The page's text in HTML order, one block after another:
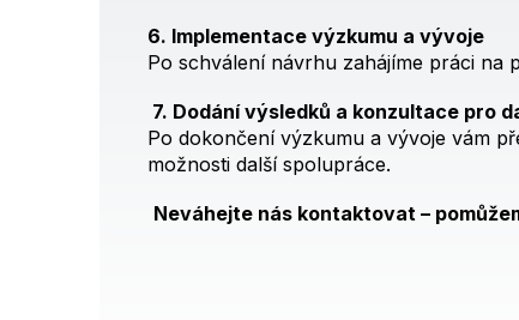
6. Implementace výzkumu a vývoje
Po schválení návrhu zahájíme práci na
7. Dodání výsledků a konzultace pro
Po dokončení výzkumu a vývoje vám
možnosti další spolupráce.
Neváhejte nás kontaktovat –